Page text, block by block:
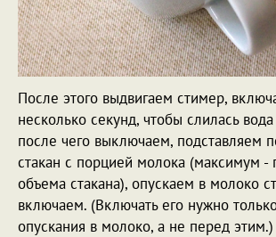
После этого выдвигаем стимер,
несколько секунд, чтобы слилась
после чего выключаем, подставляем
стакан с порцией молока (максимум -
объема стакана), опускаем в молоко
включаем. (Включать его нужно
опускания в молоко, а не перед этим.)